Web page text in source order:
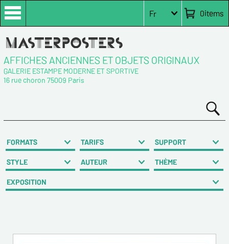
0items
Fr
AFFICHES ANCIENNES ET OBJETS ORIGINAUX
GALERIE ESTAMPE MODERNE ET SPORTIVE
16 rue choron 75009 Paris
FORMATS TARIFS SUPPORT
STYLE AUTEUR THÈME
EXPOSITION